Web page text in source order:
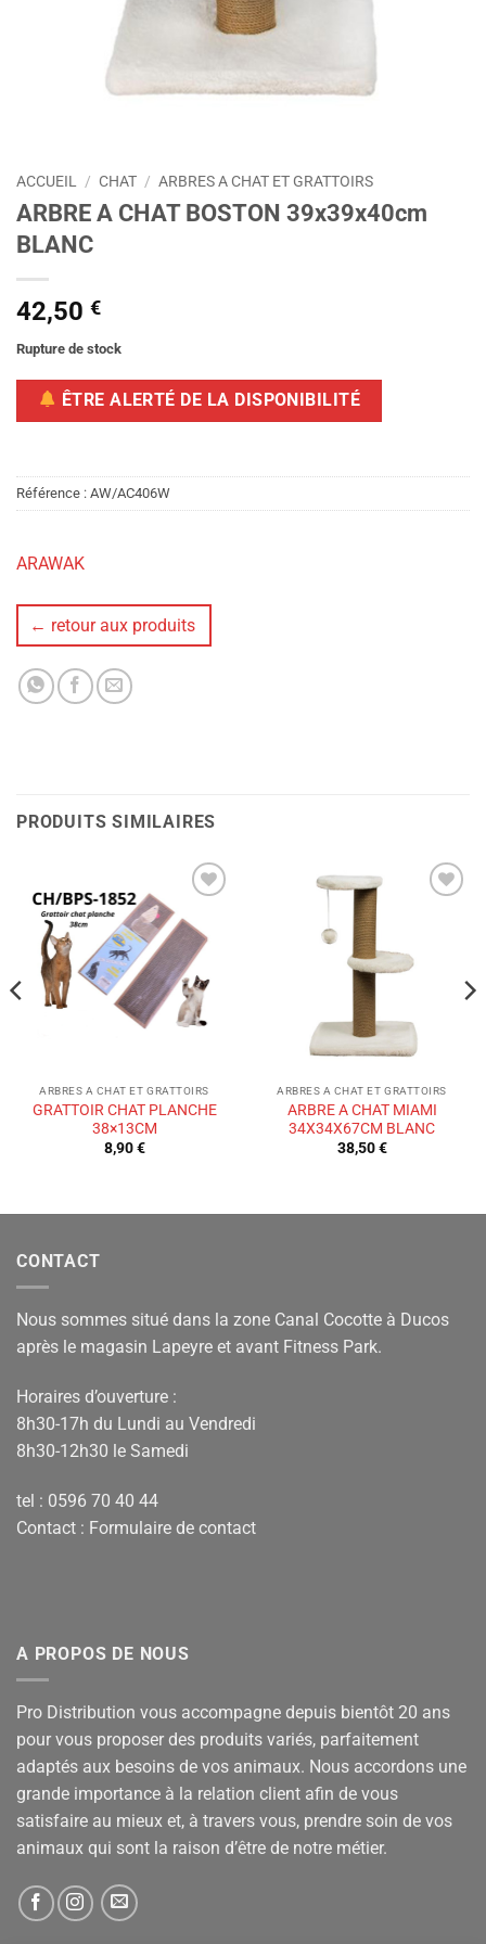
ACCUEIL / CHAT / ARBRES A CHAT ET GRATTOIRS
ARBRE A CHAT BOSTON 39x39x40cm
BLANC
42,50 €
Rupture de stock
ÊTRE ALERTÉ DE LA DISPONIBILITÉ
Référence : AW/AC406W
ARAWAK
← retour aux produits
PRODUITS SIMILAIRES
à la liste
de
souhaits
ARBRES A CHAT ET GRATTOIRS
GRATTOIR CHAT PLANCHE
38×13CM
8,90€
souhaits
ARBRES A CHAT ET GRATTOIRS
ARBRE A CHAT MIAMI
34X34X67CM BLANC
38,50€
CONTACT
Nous sommes situé dans la zone Canal Cocotte à Ducos
après le magasin Lapeyre et avant Fitness Park.
Horaires d’ouverture :
8h30-17h du Lundi au Vendredi
8h30-12h30 le Samedi
tel : 0596 70 40 44
Contact : Formulaire de contact
A PROPOS DE NOUS
Pro Distribution vous accompagne depuis bientôt 20 ans
pour vous proposer des produits variés, parfaitement
adaptés aux besoins de vos animaux. Nous accordons une
grande importance à la relation client afin de vous
satisfaire au mieux et, à travers vous, prendre soin de vos
animaux qui sont la raison d’être de notre métier.